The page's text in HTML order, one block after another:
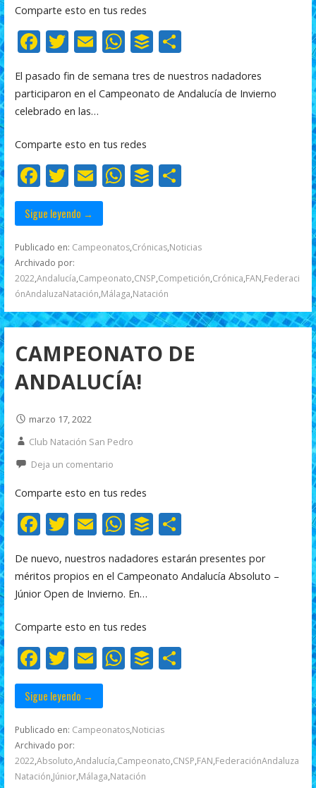
Comparte esto en tus redes
F
ac
e
b
o
k
T
w
itt
er
E
ai
l
W
at
p
p
B
uf
f
C
m
r
El pasado fin de semana tres de nuestros nadadores
participaron en el Campeonato de Andalucía de Invierno
celebrado en las…
Comparte esto en tus redes
F
ac
e
b
o
o
k
T
w
itt
er
E
m
ai
l
W
s
p
p
B
er
C
p
ti
r
Sigue leyendo →
Publicado en: Campeonatos,Crónicas,Noticias
Archivado por:
2022,Andalucía,Campeonato,CNSP,Competición,Crónica,FAN,Federaci
ónAndaluzaNatación,Málaga,Natación
CAMPEONATO DE
ANDALUCÍA!
marzo 17, 2022
Club Natación San Pedro
Deja un comentario
Comparte esto en tus redes
F
e
b
o
k
T
itt
er
E
ai
l
W
h
at
s
p
p
B
f
C
o
m
r
De nuevo, nuestros nadadores estarán presentes por
méritos propios en el Campeonato Andalucía Absoluto –
Júnior Open de Invierno. En…
Comparte esto en tus redes
F
ac
e
b
o
o
T
w
itt
er
E
m
ai
l
W
s
p
B
er
C
ti
Sigue leyendo →
Publicado en: Campeonatos,Noticias
Archivado por:
2022,Absoluto,Andalucía,Campeonato,CNSP,FAN,FederaciónAndaluza
Natación,Júnior,Málaga,Natación